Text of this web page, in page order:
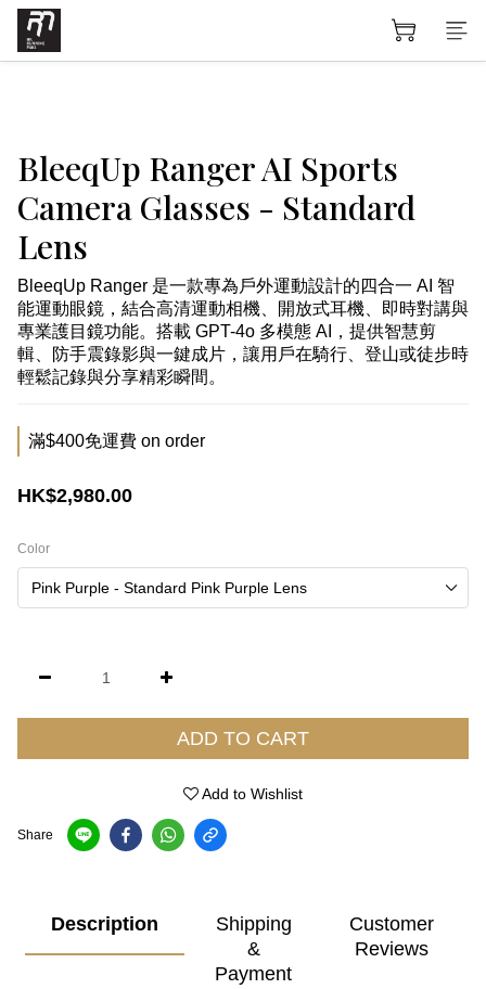
BleeqUp Ranger AI Sports
Camera Glasses - Standard
Lens
BleeqUp Ranger 是一款專為戶外運動設計的四合一 AI 智
能運動眼鏡，結合高清運動相機、開放式耳機、即時對講與
專業護目鏡功能。搭載 GPT-4o 多模態 AI，提供智慧剪
輯、防手震錄影與一鍵成片，讓用戶在騎行、登山或徒步時
輕鬆記錄與分享精彩瞬間。
滿$400免運費 on order
HK$2,980.00
Color
ADD TO CART
Add to Wishlist
Share
Description
Shipping
&
Payment
Customer
Reviews